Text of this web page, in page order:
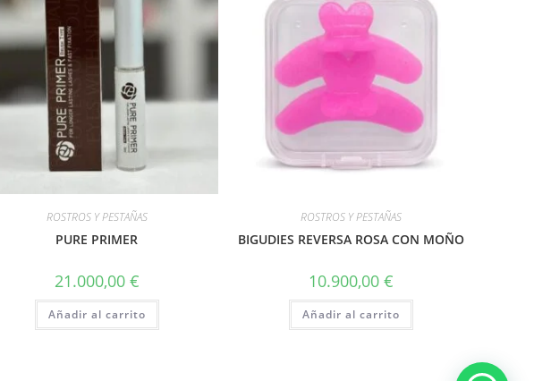
ROSTROS Y PESTAÑAS
PURE PRIMER
21.000,00 €
Añadir al carrito
ROSTROS Y PESTAÑAS
BIGUDIES REVERSA ROSA CON MOÑO
10.900,00€
Añadir al carrito